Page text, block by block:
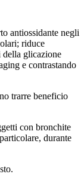
antiossidante negli
; riduce
della glicazione
e contrastando
trarre beneficio
con bronchite
durante